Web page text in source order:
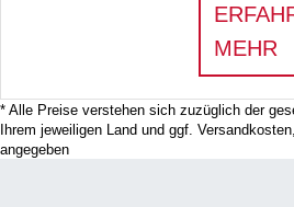
MEHR
* Alle Preise verstehen sich zuzüglich der
Ihrem jeweiligen Land und ggf.
angegeben